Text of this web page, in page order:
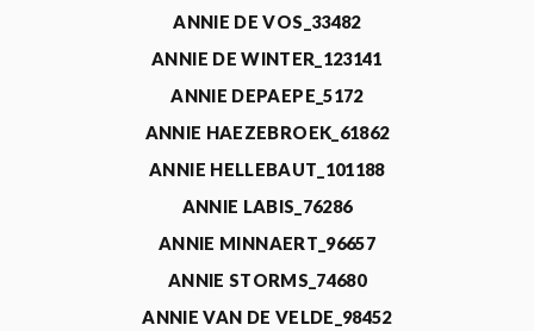
ANNIE DE VOS_33482
ANNIE DE WINTER_123141
ANNIE DEPAEPE_5172
ANNIE HAEZEBROEK_61862
ANNIE HELLEBAUT_101188
ANNIE LABIS_76286
ANNIE MINNAERT_96657
ANNIE STORMS_74680
ANNIE VAN DE VELDE_98452